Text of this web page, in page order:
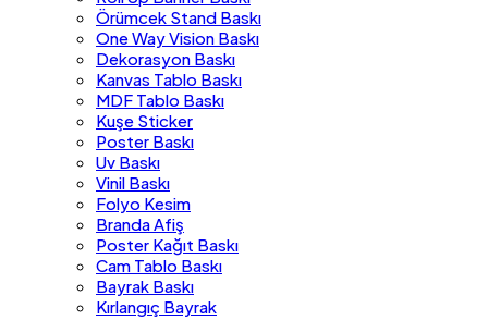
Örümcek Stand Baskı
One Way Vision Baskı
Dekorasyon Baskı
Kanvas Tablo Baskı
MDF Tablo Baskı
Kuşe Sticker
Poster Baskı
Uv Baskı
Vinil Baskı
Folyo Kesim
Branda Afiş
Poster Kağıt Baskı
Cam Tablo Baskı
Bayrak Baskı
Kırlangıç Bayrak